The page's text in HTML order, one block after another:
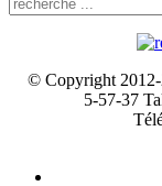
© Copyright 2012-
5-57-37